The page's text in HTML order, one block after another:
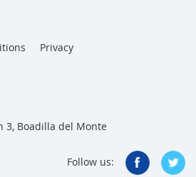
Privacy
3, Boadilla del Monte
Follow us: